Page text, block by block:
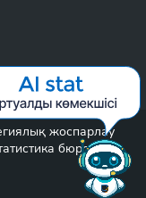
жоспарлау
бюросы